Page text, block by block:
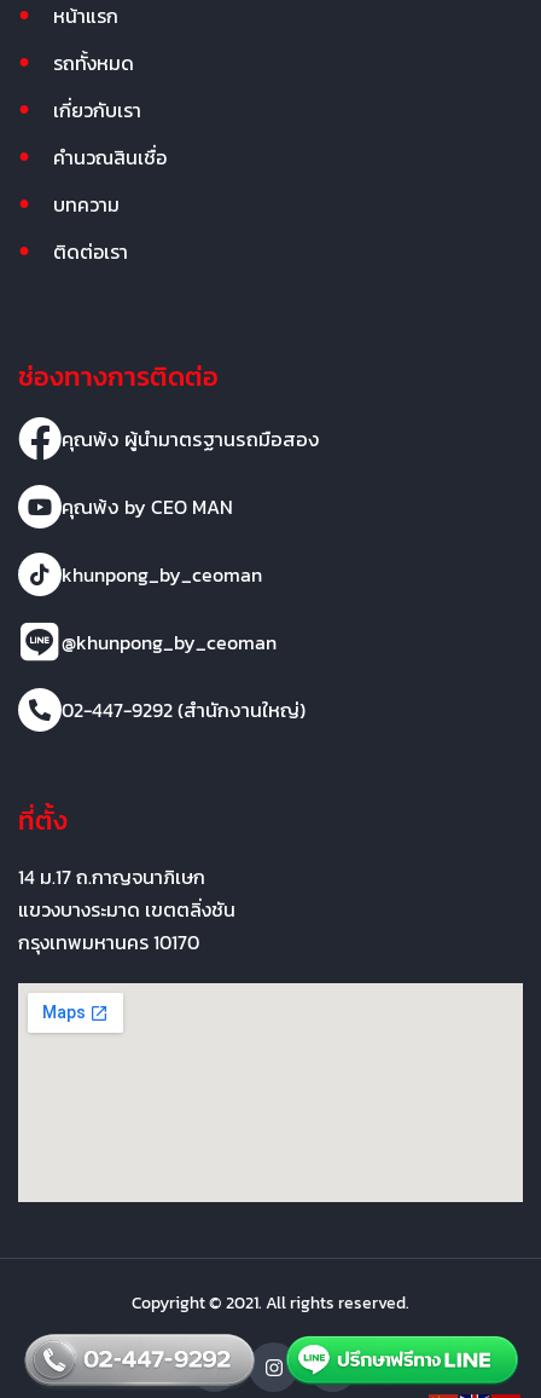
หน้าแรก
รถทั้งหมด
เกี่ยวกับเรา
คำนวณสินเชื่อ
บทความ
ติดต่อเรา
ช่องทางการติดต่อ
คุณพ้ง ผู้นำมาตรฐานรถมือสอง
คุณพ้ง by CEO MAN
khunpong_by_ceoman
@khunpong_by_ceoman
02-447-9292 (สำนักงานใหญ่)
ที่ตั้ง
14 ม.17 ถ.กาญจนาภิเษก
แขวงบางระมาด เขตตลิ่งชัน
กรุงเทพมหานคร 10170
Copyright © 2021. All rights reserved.